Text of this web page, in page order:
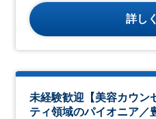
詳し
未経験歓迎【美容カウン
ティ領域のパイオニア／